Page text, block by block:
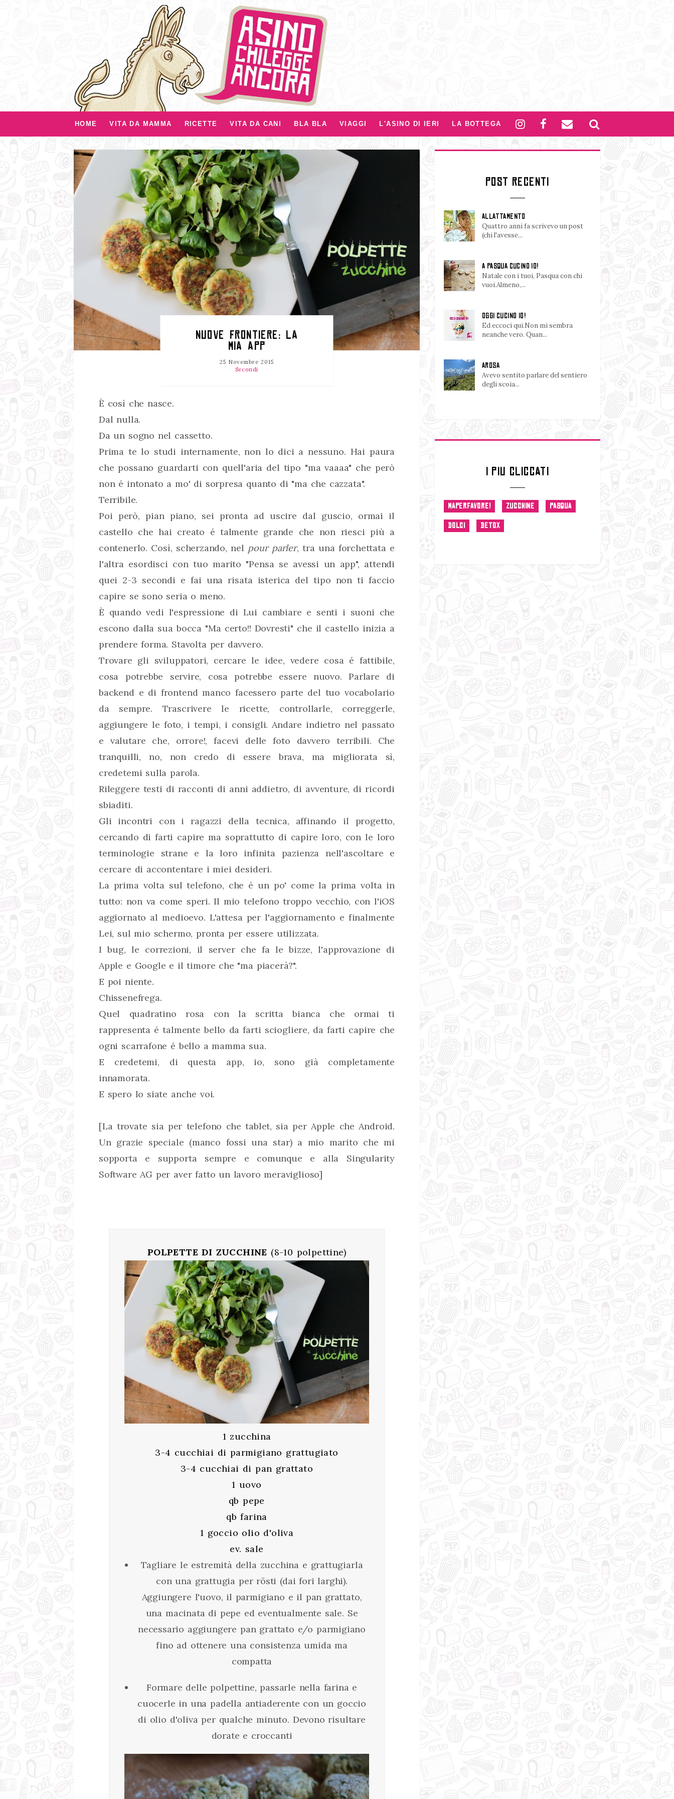
HOME VITA DA MAMMA RICETTE VITA DA CANI BLA BLA VIAGGI L'ASINO DI IERI LA BOTTEGA
NUOVE FRONTIERE: LA
MIA APP
25 Novembre 2015
Secondi
È così che nasce.
Dal nulla.
Da un sogno nel cassetto.
Prima te lo studi internamente, non lo dici a nessuno. Hai paura
che possano guardarti con quell'aria del tipo "ma vaaaa" che però
non é intonato a mo' di sorpresa quanto di "ma che cazzata".
Terribile.
Poi però, pian piano, sei pronta ad uscire dal guscio, ormai il
castello che hai creato é talmente grande che non riesci più a
contenerlo. Così, scherzando, nel pour parler, tra una forchettata e
l'altra esordisci con tuo marito "Pensa se avessi un app", attendi
quei 2-3 secondi e fai una risata isterica del tipo non ti faccio
capire se sono seria o meno.
È quando vedi l'espressione di Lui cambiare e senti i suoni che
escono dalla sua bocca "Ma certo!! Dovresti" che il castello inizia a
prendere forma. Stavolta per davvero.
Trovare gli sviluppatori, cercare le idee, vedere cosa é fattibile,
cosa potrebbe servire, cosa potrebbe essere nuovo. Parlare di
backend e di frontend manco facessero parte del tuo vocabolario
da sempre. Trascrivere le ricette, controllarle, correggerle,
aggiungere le foto, i tempi, i consigli. Andare indietro nel passato
e valutare che, orrore!, facevi delle foto davvero terribili. Che
tranquilli, no, non credo di essere brava, ma migliorata sì,
credetemi sulla parola.
Rileggere testi di racconti di anni addietro, di avventure, di ricordi
sbiaditi.
Gli incontri con i ragazzi della tecnica, affinando il progetto,
cercando di farti capire ma soprattutto di capire loro, con le loro
terminologie strane e la loro infinita pazienza nell'ascoltare e
cercare di accontentare i miei desideri.
La prima volta sul telefono, che é un po' come la prima volta in
tutto: non va come speri. Il mio telefono troppo vecchio, con l'iOS
aggiornato al medioevo. L'attesa per l'aggiornamento e finalmente
Lei, sul mio schermo, pronta per essere utilizzata.
I bug, le correzioni, il server che fa le bizze, l'approvazione di
Apple e Google e il timore che "ma piacerà?".
E poi niente.
Chissenefrega.
Quel quadratino rosa con la scritta bianca che ormai ti
rappresenta é talmente bello da farti sciogliere, da farti capire che
ogni scarrafone é bello a mamma sua.
E credetemi, di questa app, io, sono già completamente
innamorata.
E spero lo siate anche voi.
[La trovate sia per telefono che tablet, sia per Apple che Android.
Un grazie speciale (manco fossi una star) a mio marito che mi
sopporta e supporta sempre e comunque e alla Singularity
Software AG per aver fatto un lavoro meraviglioso]
POLPETTE DI ZUCCHINE (8-10 polpettine)
1 zucchina
3-4 cucchiai di parmigiano grattugiato
3-4 cucchiai di pan grattato
1 uovo
qb pepe
qb farina
1 goccio olio d'oliva
ev. sale
Tagliare le estremità della zucchina e grattugiarla
con una grattugia per rösti (dai fori larghi).
Aggiungere l'uovo, il parmigiano e il pan grattato,
una macinata di pepe ed eventualmente sale. Se
necessario aggiungere pan grattato e/o parmigiano
fino ad ottenere una consistenza umida ma
compatta
Formare delle polpettine, passarle nella farina e
cuocerle in una padella antiaderente con un goccio
di olio d'oliva per qualche minuto. Devono risultare
dorate e croccanti
POST RECENTI
ALLATTAMENTO
Quattro anni fa scrivevo un post
(chi l'avesse...
A PASQUA CUCINO IO!
Natale con i tuoi, Pasqua con chi
vuoi.Almeno,...
OGGI CUCINO IO!
Ed eccoci qui.Non mi sembra
neanche vero. Quan...
AROSA
Avevo sentito parlare del sentiero
degli scoia...
I PIU CLICCATI
MAPERFAVORE! ZUCCHINE PASQUA
DOLCI DETOX